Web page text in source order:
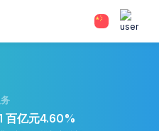
百亿元4.60%